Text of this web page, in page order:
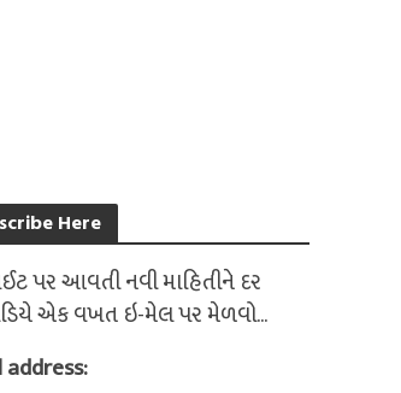
Here
પર આવતી નવી માહિતીને દર
એક વખત ઇ-મેલ પર મેળવો...
address: